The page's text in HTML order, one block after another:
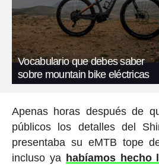
Vocabulario que debes saber
sobre mountain bike eléctricas
Apenas horas después de
públicos los detalles del
presentaba su eMTB tope
incluso ya habíamos hecho